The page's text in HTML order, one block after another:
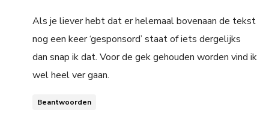
Als je liever hebt dat er helemaal bovenaan de tekst
nog een keer ‘gesponsord’ staat of iets dergelijks
dan snap ik dat. Voor de gek gehouden worden vind ik
wel heel ver gaan.
Beantwoorden